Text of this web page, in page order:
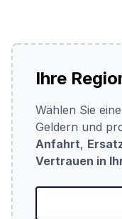
Ihre
Wählen Sie
Geldern und
Anfahrt,
Vertrauen in